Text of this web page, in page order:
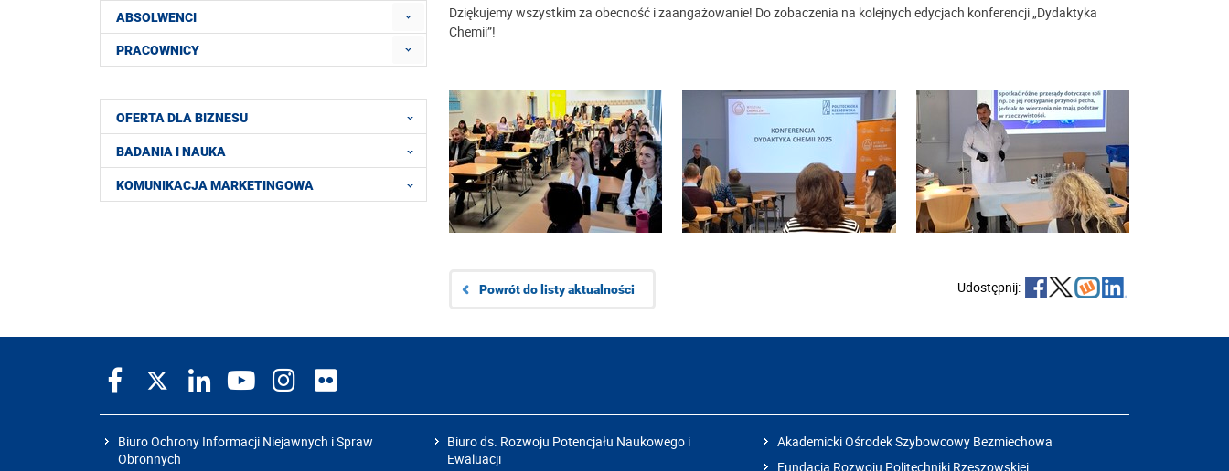
Dziękujemy wszystkim za obecność i zaangażowanie! Do zobaczenia na kolejnych edycjach konferencji „Dydaktyka
Chemii”!
Udostępnij:
Powrót do listy aktualności
ABSOLWENCI
PRACOWNICY
OFERTA DLA BIZNESU
BADANIA I NAUKA
KOMUNIKACJA MARKETINGOWA
Biuro Ochrony Informacji Niejawnych i Spraw
Obronnych
Biuro ds. Rozwoju Potencjału Naukowego i
Ewaluacji
Akademicki Ośrodek Szybowcowy Bezmiechowa
Fundacja Rozwoju Politechniki Rzeszowskiej